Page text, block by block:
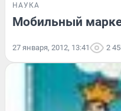
НАУКА
Мобильный
27 января, 2012, 13:41 2